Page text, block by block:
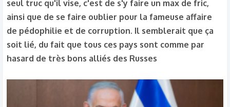
seul truc qu'il vise, c'est de s'y faire un max de fric,
ainsi que de se faire oublier pour la fameuse affaire
de pédophilie et de corruption. Il semblerait que ça
soit lié, du fait que tous ces pays sont comme par
hasard de très bons alliés des Russes